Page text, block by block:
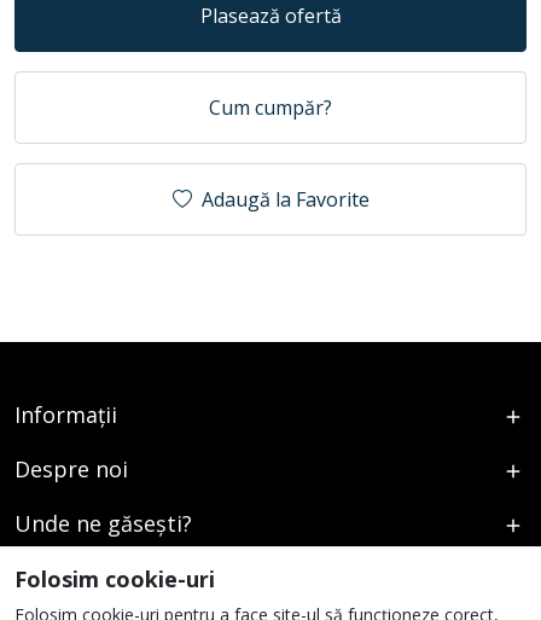
Plasează ofertă
Cum cumpăr?
Adaugă la Favorite
Informații
Despre noi
Unde ne găsești?
Urmați-ne
Folosim cookie-uri
Folosim cookie-uri pentru a face site-ul să funcționeze corect,